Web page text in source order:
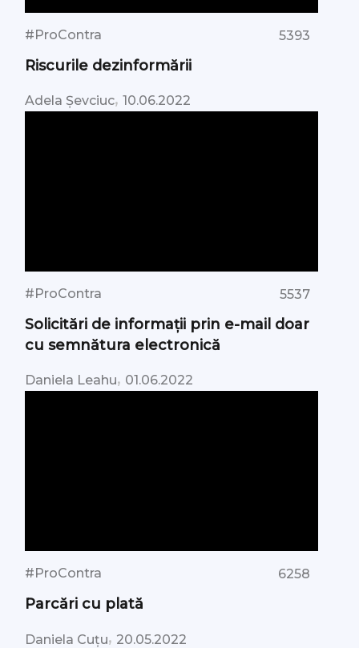
#ProContra 5393
Riscurile dezinformării
Adela Șevciuc,10.06.2022
#ProContra 5537
Solicitări de informații prin e-mail doar
cu semnătura electronică
Daniela Leahu, 01.06.2022
#ProContra 6258
Parcări cu plată
Daniela Cuțu, 20.05.2022